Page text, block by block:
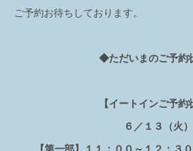
ご予約お待ちしております。
◆ただいまのご予
【イートインご予約
６／１３（火）
【第一部】１１：００～１２：３